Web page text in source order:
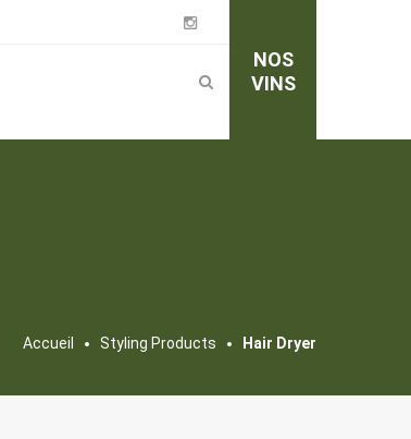
NOS
VINS
Accueil Styling Products Hair Dryer